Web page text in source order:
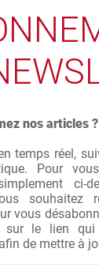
nos articles
temps réel,
Pour
ci-
souhaitez
vous
sur le lien
de mettre à